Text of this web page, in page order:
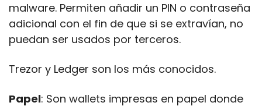
malware. Permiten añadir un PIN o contraseña
adicional con el fin de que si se extravían, no
puedan ser usados por terceros.
Trezor y Ledger son los más conocidos.
Papel: Son wallets impresas en papel donde